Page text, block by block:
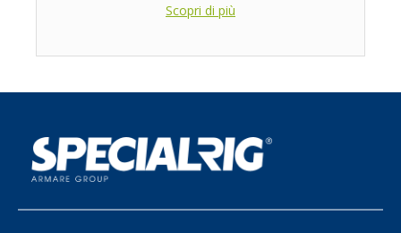
Scopri di più